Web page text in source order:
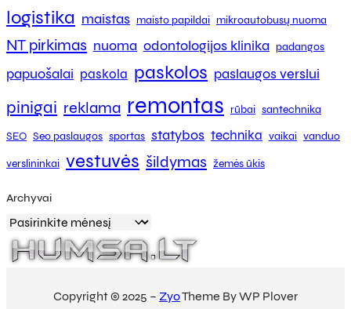
logistika maistas maisto papildai mikroautobusų nuoma
NT pirkimas nuoma odontologijos klinika padangos
papuošalai paskola paskolos paslaugos verslui
pinigai reklama remontas rūbai santechnika
SEO Seo paslaugos sportas statybos technika vaikai vanduo
verslininkai vestuvės šildymas žemės ūkis
Archyvai
Copyright © 2025 – ZyoTheme By WP Plover